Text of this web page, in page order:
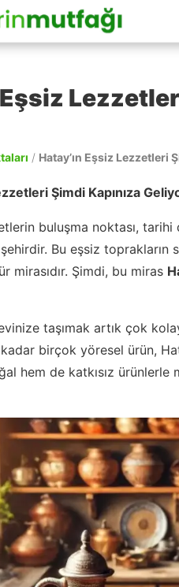
/ Hatay’ın Eşsiz Lezzetleri
Şimdi Kapınıza
buluşma noktası,
Bu eşsiz toprakların
mirasıdır. Şimdi, bu miras
taşımak artık çok
birçok yöresel ürün,
hem de katkısız ürünlerle